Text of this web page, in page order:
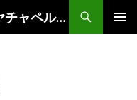
日本ルーテル同胞教団ハレルヤチャペル滝沢